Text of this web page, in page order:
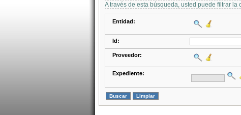
A través de esta búsqueda, usted puede filtrar
Entidad:
Id:
Proveedor:
Expediente: